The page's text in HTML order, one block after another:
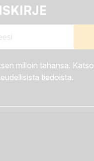
milloin tahansa. Katso
tiedoista.